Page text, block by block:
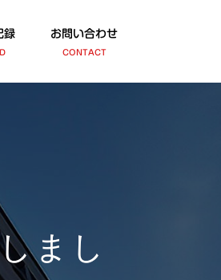
録 お問い合わせ
CONTACT
まし